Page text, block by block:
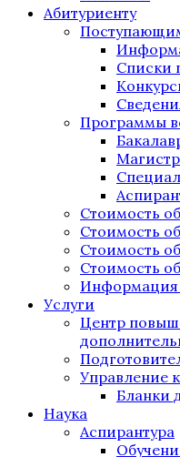
Абитуриенту
Списки
Программы
Стоимость
Стоимость
Стоимость
Стоимость
Информация
Услуги
Центр
Управление
Бланки
Наука
Аспирантура